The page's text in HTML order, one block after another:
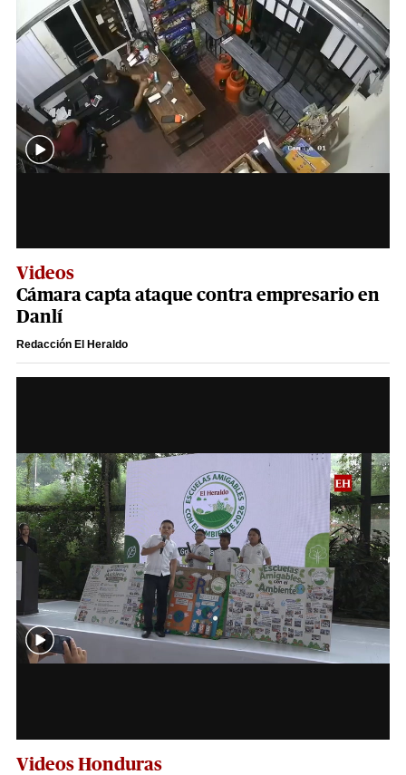
Videos
Cámara capta ataque contra empresario en
Danlí
Redacción El Heraldo
Videos Honduras